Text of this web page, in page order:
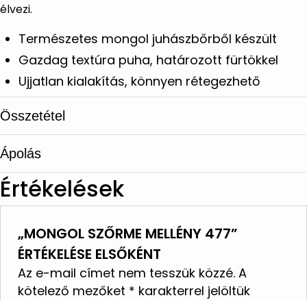
élvezi.
Természetes mongol juhászbőrből készült
Gazdag textúra puha, határozott fürtökkel
Ujjatlan kialakítás, könnyen rétegezhető
Laza szabás teljes béléssel
Funkcionális oldalsó zsebek a kötetben elrejtve
Meleg, könnyen stílusos árnyalatban kapható
Hossz: 55 cm
Modellünk 175 cm magas és 36-os méretet
visel.
Összetétel
100% Mongol báránybunda
Ápolás
Speciális bőr- és szőrmetisztító
Ne mossa
Ne használjon fehérítőt
Ne vasalja
Értékelések
„MONGOL SZŐRME MELLÉNY 477”
ÉRTÉKELÉSE ELSŐKÉNT
Az e-mail címet nem tesszük közzé. A
kötelező mezőket * karakterrel jelöltük